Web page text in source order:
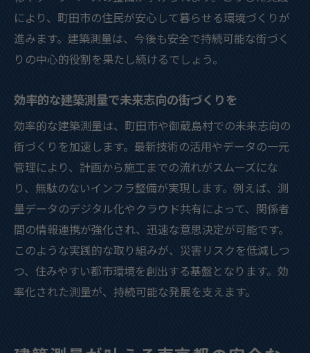
建築測量の進化がもたらす住環境の変化
最新の建築測量で築く安心な未来設計
により、町田市の住民が安心して暮らせる環境づくりが
進みます。建築測量は、今後も安全で持続可能な街づく
りの中心的役割を果たし続けるでしょう。
効率的な建築測量で未来志向の街づくりを
効率的な建築測量は、町田市や御蔵島村での未来志向の
街づくりを加速します。最新技術の活用やデータの一元
管理により、計画から施工までの流れがスムーズにな
り、無駄のないインフラ整備が実現します。例えば、測
量データのデジタル化やクラウド共有によって、関係者
間の情報連携が強化され、迅速な意思決定が可能です。
このような実践的な取り組みが、災害リスクを低減しつ
つ、住みやすい都市環境を創出する基盤となります。効
率化された測量が、持続可能な発展を支えます。